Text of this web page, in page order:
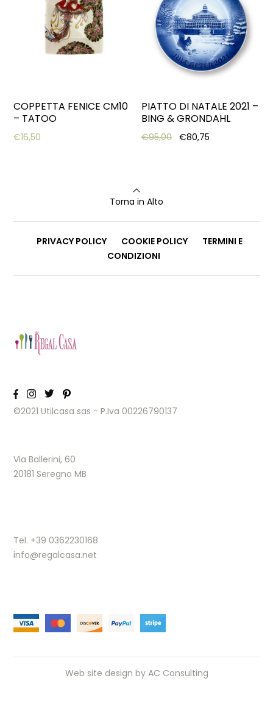
COPPETTA FENICE CM10
– TATOO
€16,50
PIATTO DI NATALE 2021 –
BING & GRONDAHL
€95,00 Original price was:
€80,75
Torna in Alto
PRIVACY POLICY COOKIE POLICY
TERMINI E
CONDIZIONI
©2021 Utilcasa sas - P.Iva 00226790137
Via Ballerini, 60
20181 Seregno MB
Tel. +39 0362230168
info@regalcasa.net
Web site design by AC Consulting